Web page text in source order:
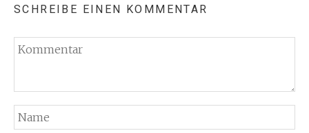
SCHREIBE EINEN KOMMENTAR